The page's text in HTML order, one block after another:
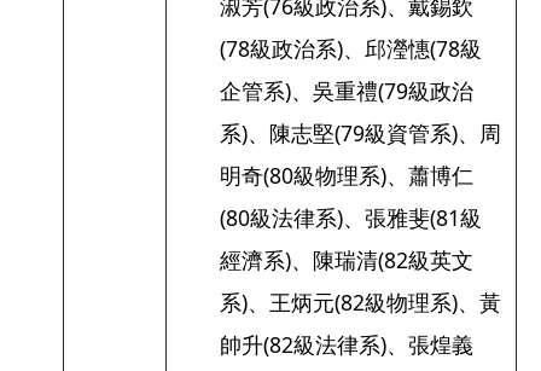
淑芳(76級政治系)、戴錫欽
(78級政治系)、邱瀅憓(78級
企管系)、吳重禮(79級政治
系)、陳志堅(79級資管系)、周
明奇(80級物理系)、蕭博仁
(80級法律系)、張雅斐(81級
經濟系)、陳瑞清(82級英文
系)、王炳元(82級物理系)、黃
帥升(82級法律系)、張煌義